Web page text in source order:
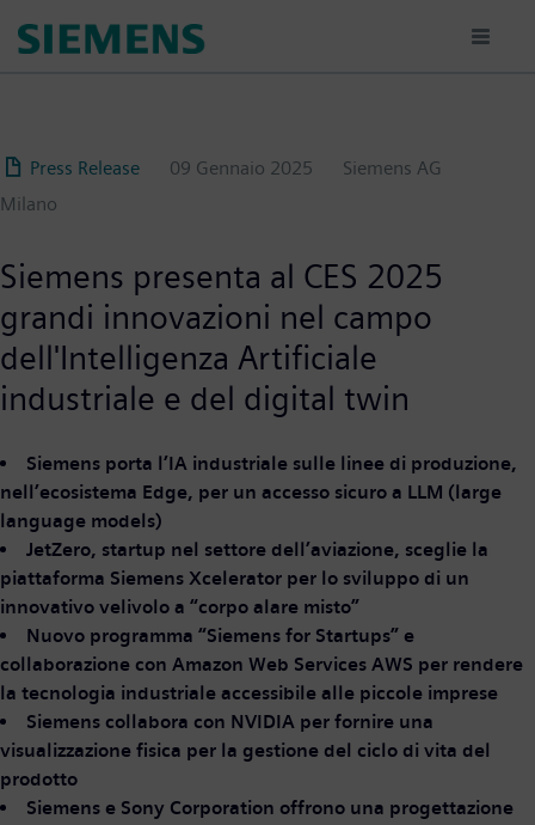
Press Release 09 Gennaio 2025
Siemens AG
Milano
Siemens presenta al CES 2025
grandi innovazioni nel campo
dell'Intelligenza Artificiale
industriale e del digital twin
Siemens porta l’IA industriale sulle linee di produzione,
nell’ecosistema Edge, per un accesso sicuro a LLM (large
language models)
JetZero, startup nel settore dell’aviazione, sceglie la
piattaforma Siemens Xcelerator per lo sviluppo di un
innovativo velivolo a “corpo alare misto”
Nuovo programma “Siemens for Startups” e
collaborazione con Amazon Web Services AWS per rendere
la tecnologia industriale accessibile alle piccole imprese
Siemens collabora con NVIDIA per fornire una
visualizzazione fisica per la gestione del ciclo di vita del
prodotto
Siemens e Sony Corporation offrono una progettazione